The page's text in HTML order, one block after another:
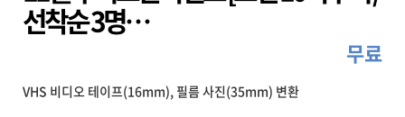
선착순 3명…
무료
VHS 비디오 테이프(16mm), 필름 사진(35mm) 변환